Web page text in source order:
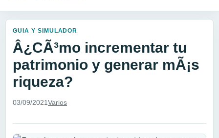
GUIA Y SIMULADOR
Â¿CÃ³mo incrementar tu
patrimonio y generar mÃ¡s
riqueza?
03/09/2021Varios